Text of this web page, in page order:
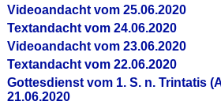
Videoandacht vom 25.06.2020
Textandacht vom 24.06.2020
Videoandacht vom 23.06.2020
Textandacht vom 22.06.2020
Gottesdienst vom 1. S. n. Trintatis
21.06.2020